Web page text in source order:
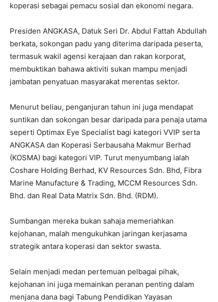
koperasi sebagai pemacu sosial dan ekonomi negara.
Presiden ANGKASA, Datuk Seri Dr. Abdul Fattah Abdullah
berkata, sokongan padu yang diterima daripada peserta,
termasuk wakil agensi kerajaan dan rakan korporat,
membuktikan bahawa aktiviti sukan mampu menjadi
jambatan penyatuan masyarakat merentas sektor.
Menurut beliau, penganjuran tahun ini juga mendapat
suntikan dan sokongan besar daripada para penaja utama
seperti Optimax Eye Specialist bagi kategori VVIP serta
ANGKASA dan Koperasi Serbausaha Makmur Berhad
(KOSMA) bagi kategori VIP. Turut menyumbang ialah
Coshare Holding Berhad, KV Resources Sdn. Bhd, Fibra
Marine Manufacture & Trading, MCCM Resources Sdn.
Bhd. dan Real Data Matrix Sdn. Bhd. (RDM).
Sumbangan mereka bukan sahaja memeriahkan
kejohanan, malah mengukuhkan jaringan kerjasama
strategik antara koperasi dan sektor swasta.
Selain menjadi medan pertemuan pelbagai pihak,
kejohanan ini juga memainkan peranan penting dalam
menjana dana bagi Tabung Pendidikan Yayasan